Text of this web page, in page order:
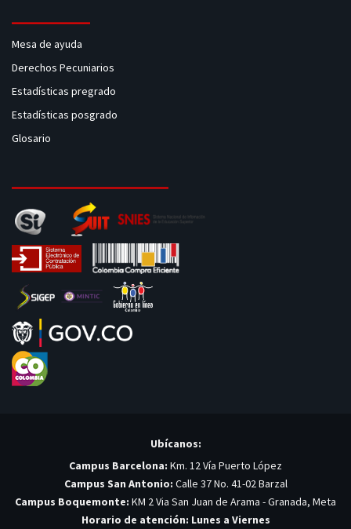
Mesa de ayuda
Derechos Pecuniarios
Estadísticas pregrado
Estadísticas posgrado
Glosario
Ubícanos:
Campus Barcelona: Km. 12 Vía Puerto López
Campus San Antonio: Calle 37 No. 41-02 Barzal
Campus Boquemonte: KM 2 Via San Juan de Arama - Granada, Meta
Horario de atención: Lunes a Viernes